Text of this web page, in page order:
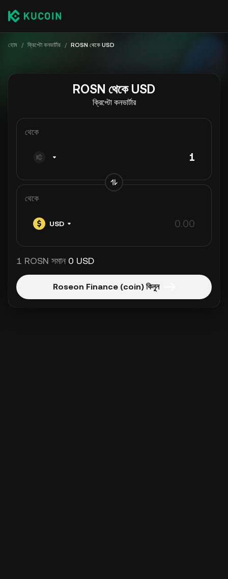
হোম / ক্রিপ্টো কনভার্টার / ROSN থেকে USD
ROSN থেকে USD
ক্রিপ্টো কনভার্টার
থেকে
থেকে
USD
1 ROSN সমান 0 USD
Roseon Finance (coin) কিনুন